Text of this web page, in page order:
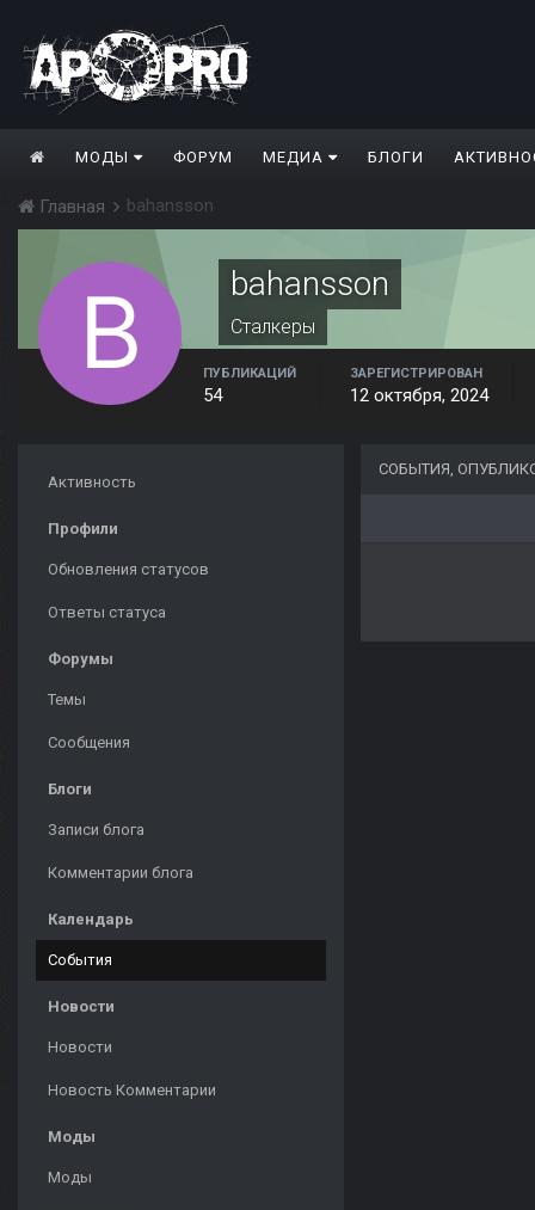
МОДЫ ФОРУМ МЕДИА БЛОГИ
Главная bahansson
bahansson
Сталкеры
ПУБЛИКАЦИЙ
54
ЗАРЕГИСТРИРОВАН
12 октября, 2024
Активность
Профили
Обновления статусов
Ответы статуса
Форумы
Темы
Сообщения
Блоги
Записи блога
Комментарии блога
Календарь
События
Новости
Новости
Новость Комментарии
Моды
Моды
СОБЫТИЯ,